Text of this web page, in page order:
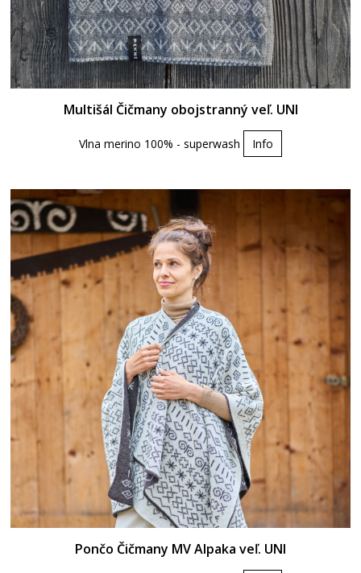
Multišál Čičmany obojstranný veľ. UNI
Vlna merino 100% - superwash Info
Pončo Čičmany MV Alpaka veľ. UNI